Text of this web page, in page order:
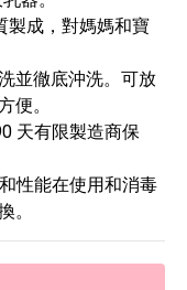
製成，對媽媽和寶
並徹底沖洗。可放
便。
天有限製造商保
性能在使用和消毒
。